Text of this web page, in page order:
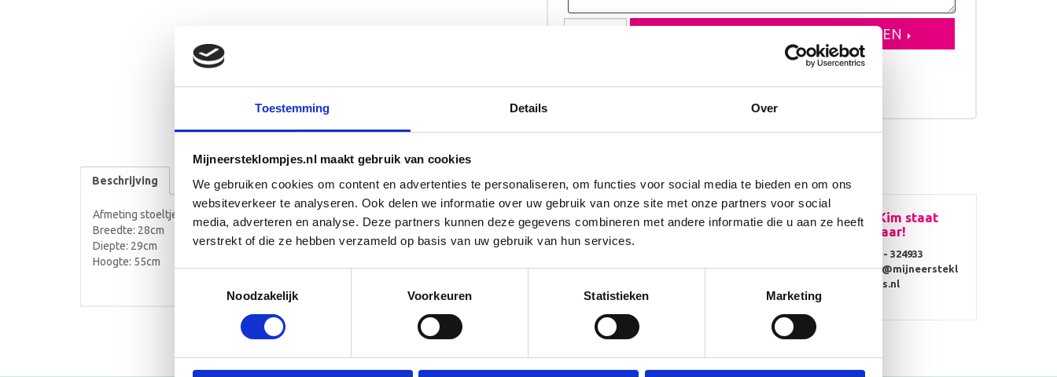
Toestemming Details Over
Mijneersteklompjes.nl maakt gebruik van cookies
We gebruiken cookies om content en advertenties te personaliseren, om functies voor social media te bieden en om ons
websiteverkeer te analyseren. Ook delen we informatie over uw gebruik van onze site met onze partners voor social
media, adverteren en analyse. Deze partners kunnen deze gegevens combineren met andere informatie die u aan ze heeft
verstrekt of die ze hebben verzameld op basis van uw gebruik van hun services.
Noodzakelijk
Voorkeuren Statistieken Marketing
Geboortestoeltje
TOEVOEGEN AAN WINKELWAGEN
Beschrijving
Afmeting stoeltje:
Breedte: 28cm
Diepte: 29cm
Hoogte: 55cm
Vragen? Kim staat
voor je klaar!
0314 - 324933
info@mijneerstekl
ompjes.nl